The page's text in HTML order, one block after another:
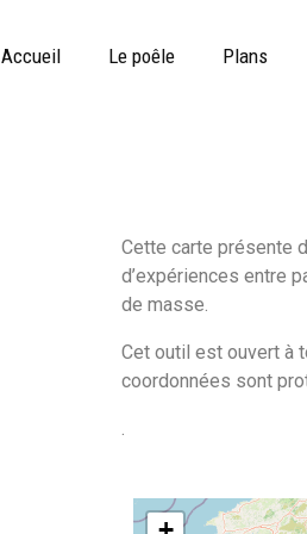
Accueil Le poêle Plans
Cette carte présente
d’expériences entre
de masse.
Cet outil est ouvert à
coordonnées sont
.